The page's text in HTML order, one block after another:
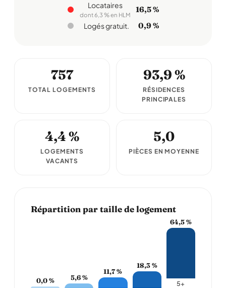
Locataires
dont 6,3 % en HLM
16,5 %
Logés gratuit. 0,9 %
757
TOTAL LOGEMENTS
93,9 %
RÉSIDENCES
PRINCIPALES
4,4 %
LOGEMENTS
VACANTS
5,0
PIÈCES EN MOYENNE
Répartition par taille de logement
0,0 %
5,6 %
11,7 %
18,3 %
64,5 %
5+